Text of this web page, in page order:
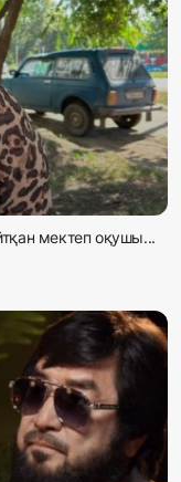
мектеп оқушы...